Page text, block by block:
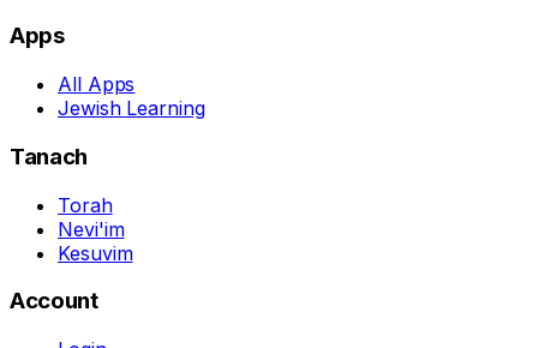
Apps
All Apps
Jewish Learning
Tanach
Torah
Nevi'im
Kesuvim
Account